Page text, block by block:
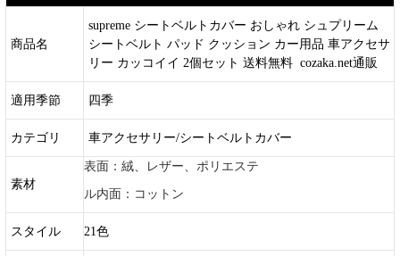
商品名
supreme シートベルトカバー おしゃれ シュプリーム
シートベルト パッド クッション カー用品 車アクセサ
リー カッコイイ 2個セット 送料無料 cozaka.net通販
適用季節 四季
カテゴリ 車アクセサリー/シートベルトカバー
素材
表面：絨、レザー、ポリエステ
ル内面：コットン
スタイル 21色